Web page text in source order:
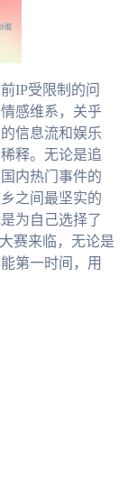
IP受限制的问
感维系，关乎
信息流和娱乐
释。无论是追
内热门事件的
之间最坚实的
为自己选择了
赛来临，无论是
第一时间，用